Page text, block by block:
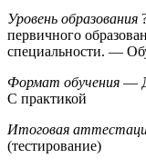
Уровень образования
первичного
специальности. —
Формат обучения —
С практикой
Итоговая
(тестирование)